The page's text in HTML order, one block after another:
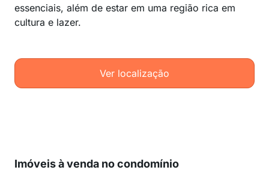
essenciais, além de estar em uma região rica em
cultura e lazer.
Ver localização
Imóveis à venda no condomínio